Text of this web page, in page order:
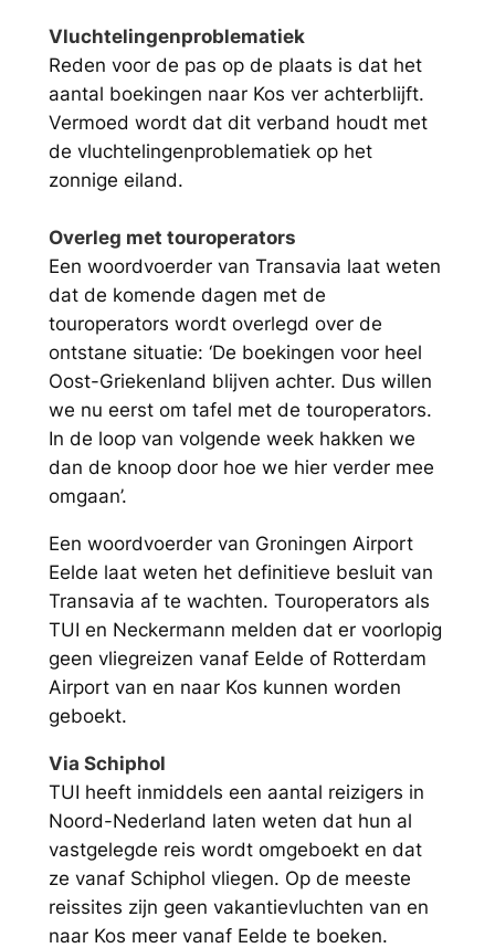
Vluchtelingenproblematiek
Reden voor de pas op de plaats is dat het
aantal boekingen naar Kos ver achterblijft.
Vermoed wordt dat dit verband houdt met
de vluchtelingenproblematiek op het
zonnige eiland.
Overleg met touroperators
Een woordvoerder van Transavia laat weten
dat de komende dagen met de
touroperators wordt overlegd over de
ontstane situatie: ‘De boekingen voor heel
Oost-Griekenland blijven achter. Dus willen
we nu eerst om tafel met de touroperators.
In de loop van volgende week hakken we
dan de knoop door hoe we hier verder mee
omgaan’.
Een woordvoerder van Groningen Airport
Eelde laat weten het definitieve besluit van
Transavia af te wachten. Touroperators als
TUI en Neckermann melden dat er voorlopig
geen vliegreizen vanaf Eelde of Rotterdam
Airport van en naar Kos kunnen worden
geboekt.
Via Schiphol
TUI heeft inmiddels een aantal reizigers in
Noord-Nederland laten weten dat hun al
vastgelegde reis wordt omgeboekt en dat
ze vanaf Schiphol vliegen. Op de meeste
reissites zijn geen vakantievluchten van en
naar Kos meer vanaf Eelde te boeken.